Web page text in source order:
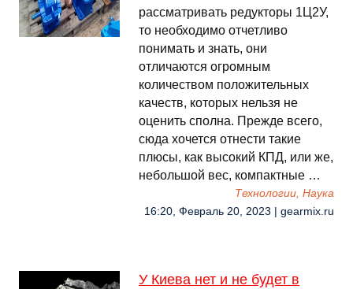
рассматривать редукторы 1Ц2У,
то необходимо отчетливо
понимать и знать, они
отличаются огромным
количеством положительных
качеств, которых нельзя не
оценить сполна. Прежде всего,
сюда хочется отнести такие
плюсы, как высокий КПД, или же,
небольшой вес, компактные …
Технологии, Наука
16:20, Февраль 20, 2023 | gearmix.ru
У Киева нет и не будет в